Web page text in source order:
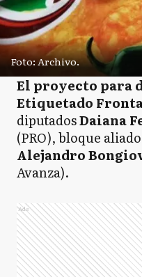
Foto: Archivo.
El proyecto para
Etiquetado
diputadosDaiana
(PRO), bloque
Alejandro
Avanza).
Ads